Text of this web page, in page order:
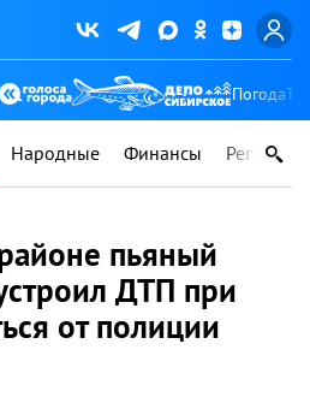
Погода
Народные Финансы Регионы
пьяный
ДТП при
от полиции